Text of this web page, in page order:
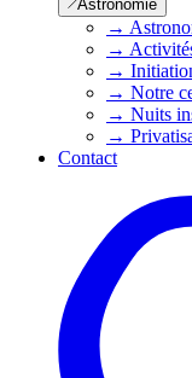
Astronomie
→
→
→
→ Notre
→ Nuits
→
Contact